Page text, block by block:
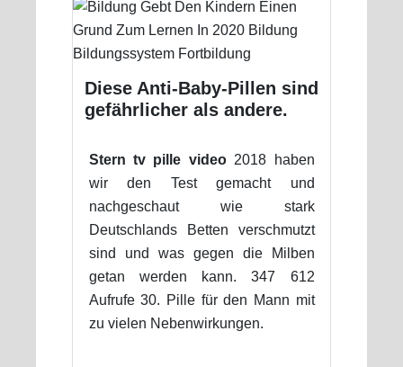
Diese Anti-Baby-Pillen sind
gefährlicher als andere.
Stern tv pille video2018 haben
wir den Test gemacht und
nachgeschaut wie stark
Deutschlands Betten verschmutzt
sind und was gegen die Milben
getan werden kann. 347 612
Aufrufe 30. Pille für den Mann mit
zu vielen Nebenwirkungen.